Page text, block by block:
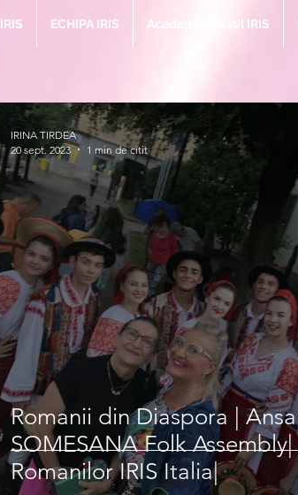
IRIS ECHIPA IRIS Academia de stil IRIS
Romanii din Diaspora |
SOMESANA Folk Assembly|
Romanilor IRIS Italia|
IRINA TIRDEA
20 sept. 2023
1 min de citit